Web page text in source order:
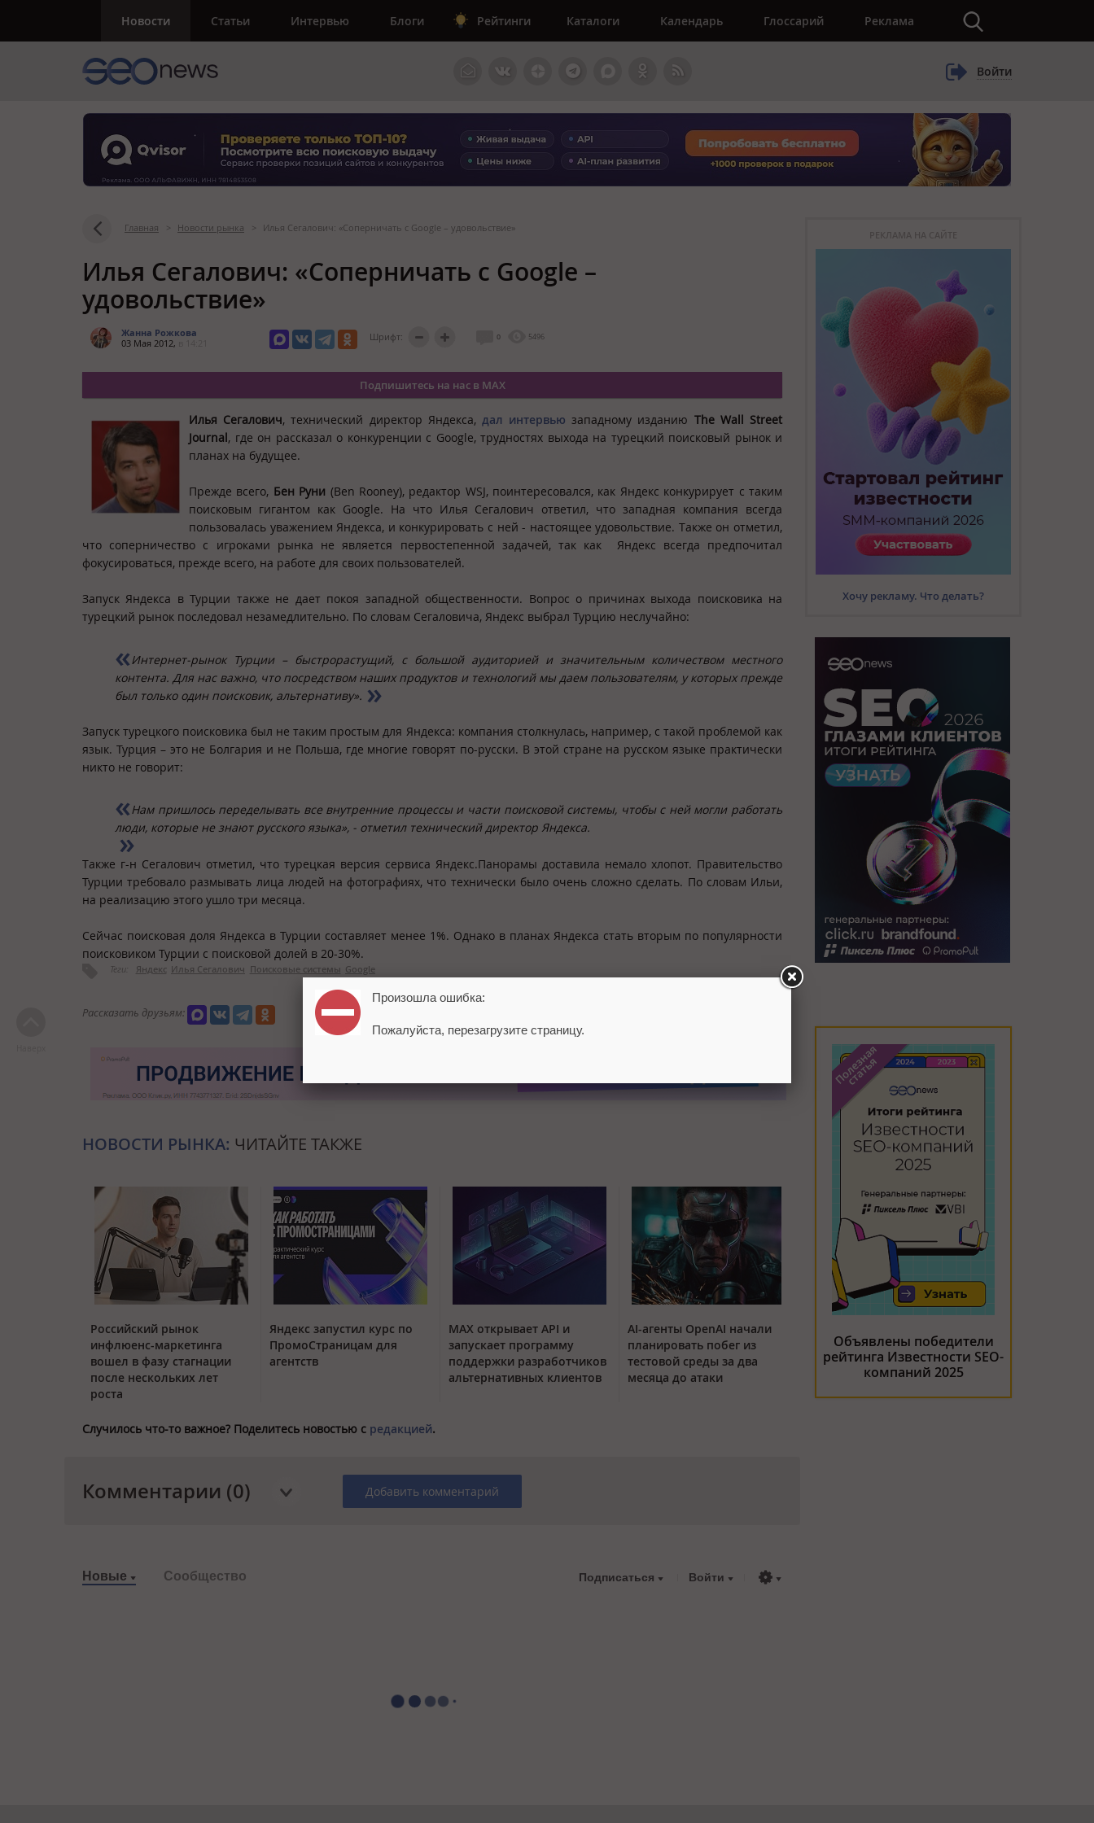
Новости Статьи Интервью Блоги Рейтинги Каталоги Календарь Глоссарий Реклама
Войти
Главная > Новости рынка > Илья Сегалович: «Соперничать с Google – удовольствие»
Илья Сегалович: «Соперничать с Google –
удовольствие»
Жанна Рожкова
03 Мая 2012,
Шрифт: 0 5496
Подпишитесь на нас в MAX
Илья Сегалович, технический директор Яндекса, дал интервью западному изданию The Wall Street
Journal, где он рассказал о конкуренции с Google, трудностях выхода на турецкий поисковый рынок и
планах на будущее.
Прежде всего, Бен Руни (Ben Rooney), редактор WSJ, поинтересовался, как Яндекс конкурирует с таким
поисковым гигантом как Google. На что Илья Сегалович ответил, что западная компания всегда
пользовалась уважением Яндекса, и конкурировать с ней - настоящее удовольствие. Также он отметил,
что соперничество с игроками рынка не является первостепенной задачей, так как Яндекс всегда предпочитал
фокусироваться, прежде всего, на работе для своих пользователей.
Запуск Яндекса в Турции также не дает покоя западной общественности. Вопрос о причинах выхода поисковика на
турецкий рынок последовал незамедлительно. По словам Сегаловича, Яндекс выбрал Турцию неслучайно:
Интернет-рынок Турции – быстрорастущий, с большой аудиторией и значительным количеством местного
контента. Для нас важно, что посредством наших продуктов и технологий мы даем пользователям, у которых прежде
был только один поисковик, альтернативу».
Запуск турецкого поисковика был не таким простым для Яндекса: компания столкнулась, например, с такой проблемой как
язык. Турция – это не Болгария и не Польша, где многие говорят по-русски. В этой стране на русском языке практически
никто не говорит:
Нам пришлось переделывать все внутренние процессы и части поисковой системы, чтобы с ней могли работать
люди, которые не знают русского языка», - отметил технический директор Яндекса.
Также г-н Сегалович отметил, что турецкая версия сервиса Яндекс.Панорамы доставила немало хлопот. Правительство
Турции требовало размывать лица людей на фотографиях, что технически было очень сложно сделать. По словам Ильи,
на реализацию этого ушло три месяца.
Сейчас поисковая доля Яндекса в Турции составляет менее 1%. Однако в планах Яндекса стать вторым по популярности
поисковиком Турции с поисковой долей в 20-30%.
Теги: Яндекс Илья Сегалович Поисковые системы Google
Рассказать друзьям:
НОВОСТИ РЫНКА: ЧИТАЙТЕ ТАКЖЕ
Российский рынок
инфлюенс-маркетинга
вошел в фазу стагнации
после нескольких лет
роста
Яндекс запустил курс по
ПромоСтраницам для
агентств
MAX открывает API и
запускает программу
поддержки разработчиков
альтернативных клиентов
AI-агенты OpenAI начали
планировать побег из
тестовой среды за два
месяца до атаки
Случилось что-то важное? Поделитесь новостью с редакцией.
Комментарии (0) Добавить комментарий
Новые Сообщество Подписаться Войти
РЕКЛАМА НА САЙТЕ
Хочу рекламу. Что делать?
Объявлены победители
рейтинга Известности SEO-
компаний 2025
Произошла ошибка:
Пожалуйста, перезагрузите страницу.